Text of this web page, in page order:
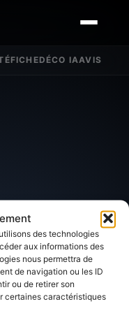
des technologies
aux informations des
nous permettra de
de navigation ou les ID
ou de retirer son
certaines caractéristiques
FICHEDÉCO IAAVIS
Sainte